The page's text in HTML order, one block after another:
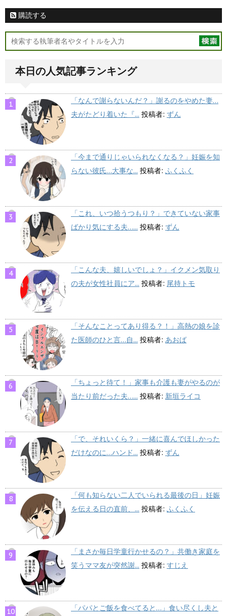
購読する
本日の人気記事ランキング
「なんで謝らないんだ？」謝るのをやめた妻…
夫がたどり着いた『... 投稿者: ずん
「今まで通りじゃいられなくなる？」妊娠を知
らない彼氏…大事な... 投稿者: ふくふく
「これ、いつ拾うつもり？」できていない家事
ばかり気にする夫…... 投稿者: ずん
「こんな夫、嬉しいでしょ？」イクメン気取り
の夫が女性社員にア... 投稿者: 尾持トモ
「そんなことってあり得る？！」高熱の娘を診
た医師のひと言…自... 投稿者: あおば
「ちょっと待て！」家事も介護も妻がやるのが
当たり前だった夫…... 投稿者: 新垣ライコ
「で、それいくら？」一緒に喜んでほしかった
だけなのに…ハンド... 投稿者: ずん
「何も知らない二人でいられる最後の日」妊娠
を伝える日の直前、... 投稿者: ふくふく
「まさか毎日学童行かせるの？」共働き家庭を
笑うママ友が突然謝... 投稿者: すじえ
「パパとご飯を食べてると…」食い尽くし夫と